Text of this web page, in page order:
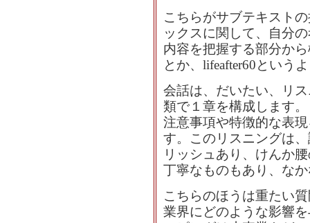
こちらがサブテキスト
ックスに関して、自分
内容を把握する部分か
とか、lifeafter60という
会話は、だいたい、リ
類で１章を構成します
注意事項や特徴的な表
す。このリスニングは
リッシュあり、けんか
丁寧なものもあり、な
こちらのほうは重たい
業界にどのような影響